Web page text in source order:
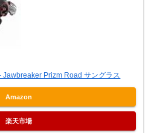
Jawbreaker Prizm Road サングラス
Amazon
楽天市場